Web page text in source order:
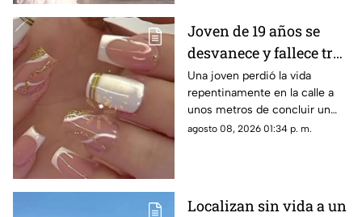
Joven de 19 años se
desvanece y fallece tras
ponerse uñas en
Coahuila
Una joven perdió la vida
repentinamente en la calle a
unos metros de concluir un
servicio de uñas. Autoridades
agosto 08, 2026 01:34 p. m.
Localizan sin vida a un